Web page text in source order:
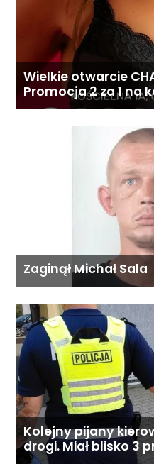
Wielkie otwarcie
Promocja 2 za 1 na
Zaginął Michał Sala
Kolejny pijany
drogi. Miał blisko 3